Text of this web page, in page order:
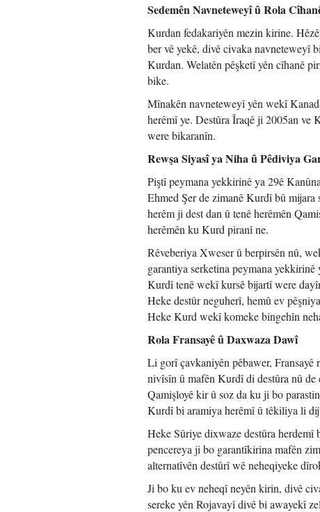
Sedemên Navneteweyî û Rola
Kurdan fedakariyên mezin kirine.
ber vê yekê, divê civaka navneteweyî
Kurdan. Welatên pêşketî yên cîhanê
bike.
Mînakên navneteweyî yên wekî
herêmî ye. Destûra Îraqê ji 2005an
were bikaranîn.
Rewşa Siyasî ya Niha û Pêdiviya
Piştî peymana yekkirinê ya 29ê
Ehmed Şer de zimanê Kurdî bû
herêm ji dest dan û tenê herêmên
herêmên ku Kurd piranî ne.
Rêveberiya Xweser û berpirsên nû,
garantiya serketina peymana
Kurdî tenê wekî kursê bijartî were
Heke destûr neguherî, hemû ev
Heke Kurd wekî komeke bingehîn
Rola Fransayê û Daxwaza Dawî
Li gorî çavkaniyên pêbawer,
nivîsîn û mafên Kurdî di destûra nû de
Qamişloyê kir û soz da ku ji bo
Kurdî bi aramiya herêmî û têkiliya li
Heke Sûriye dixwaze destûra
pencereya ji bo garantîkirina mafên
alternatîvên destûrî wê neheqiyeke
Ji bo ku ev neheqî neyên kirin, divê
sereke yên Rojavayî divê bi awayekî